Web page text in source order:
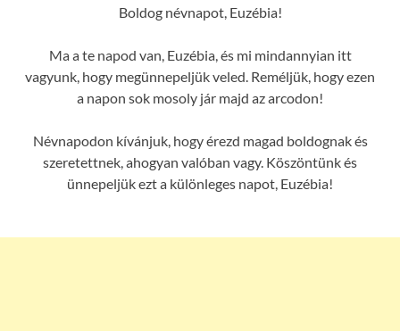
Boldog névnapot, Euzébia!
Ma a te napod van, Euzébia, és mi mindannyian itt
vagyunk, hogy megünnepeljük veled. Reméljük, hogy ezen
a napon sok mosoly jár majd az arcodon!
Névnapodon kívánjuk, hogy érezd magad boldognak és
szeretettnek, ahogyan valóban vagy. Köszöntünk és
ünnepeljük ezt a különleges napot, Euzébia!